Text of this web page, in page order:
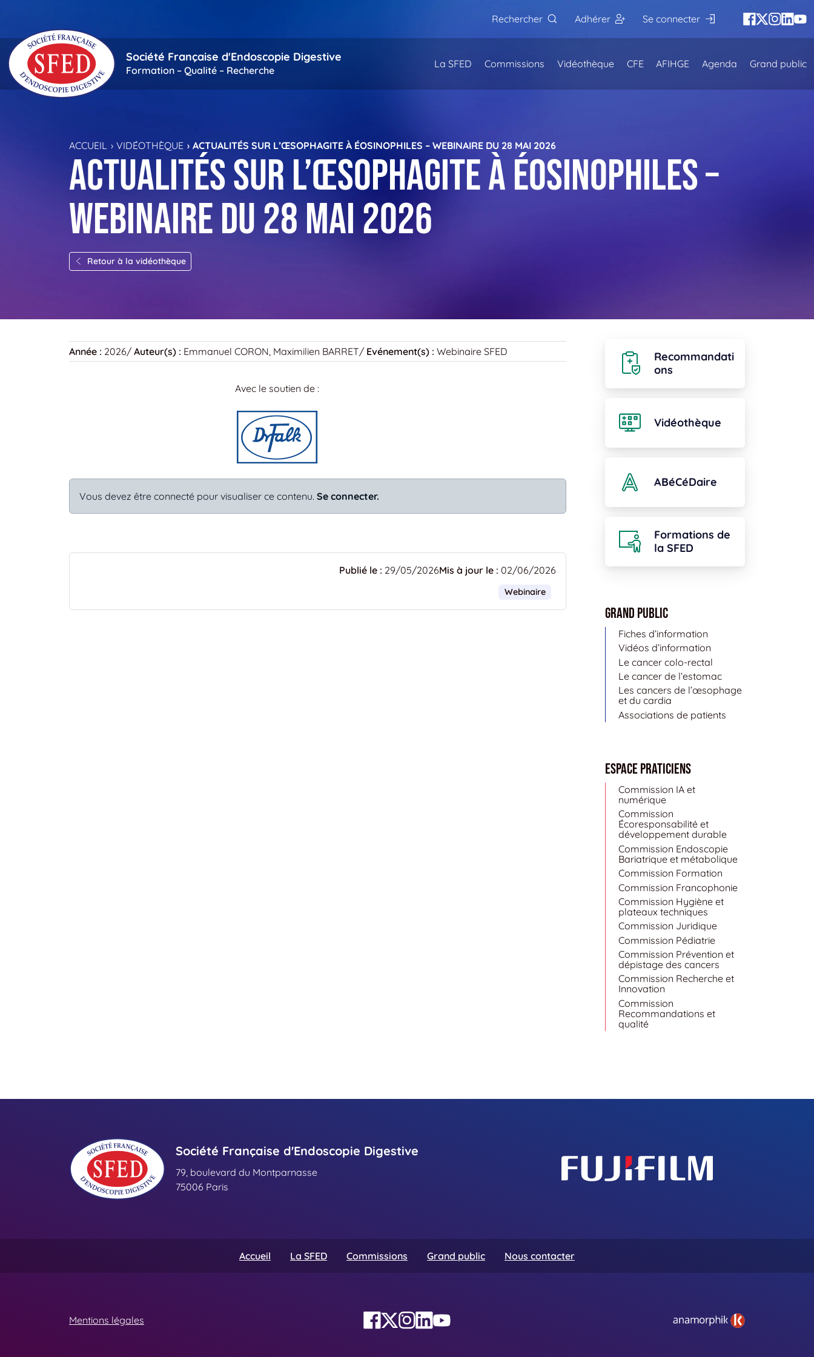
Rechercher
Adhérer Se connecter
Société Française d'Endoscopie Digestive
Formation – Qualité – Recherche
La SFED Commissions Vidéothèque CFE AFIHGE Agenda Grand public
ACCUEIL VIDÉOTHÈQUE ACTUALITÉS SUR L’ŒSOPHAGITE À ÉOSINOPHILES – WEBINAIRE DU 28 MAI 2026
Actualités sur l’œsophagite à éosinophiles –
Webinaire du 28 mai 2026
Retour à la vidéothèque
Année : 2026/ Auteur(s) : Emmanuel CORON, Maximilien BARRET/ Evénement(s) : Webinaire SFED
Avec le soutien de :
Vous devez être connecté pour visualiser ce contenu. Se connecter.
Publié le : 29/05/2026Mis à jour le : 02/06/2026
Webinaire
Recommandati
ons
Vidéothèque
ABéCéDaire
Formations de
la SFED
Grand public
Fiches d’information
Vidéos d’information
Le cancer colo-rectal
Le cancer de l’estomac
Les cancers de l’œsophage
et du cardia
Associations de patients
Espace Praticiens
Commission IA et
numérique
Commission
Écoresponsabilité et
développement durable
Commission Endoscopie
Bariatrique et métabolique
Commission Formation
Commission Francophonie
Commission Hygiène et
plateaux techniques
Commission Juridique
Commission Pédiatrie
Commission Prévention et
dépistage des cancers
Commission Recherche et
Innovation
Commission
Recommandations et
qualité
Société Française d'Endoscopie Digestive
79, boulevard du Montparnasse
75006 Paris
Accueil La SFED Commissions Grand public Nous contacter
Mentions légales